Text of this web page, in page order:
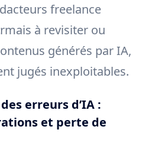
freelance
à revisiter ou
générés par IA,
jugés inexploitables.
erreurs d’IA :
et perte de